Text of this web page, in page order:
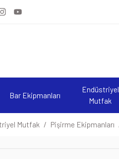
Bar Ekipmanları
Endüstriyel
Mutfak
Mutfak Pişirme Ekipmanları